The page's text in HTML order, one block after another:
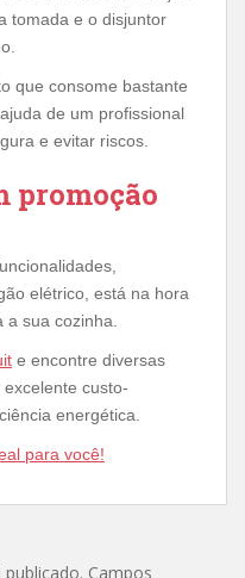
tomada e o disjuntor
que consome bastante
de um profissional
e evitar riscos.
promoção
elétrico, está na hora
sua cozinha.
e encontre diversas
custo-
energética.
para você!
Campos